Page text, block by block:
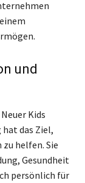
und
Kids
das Ziel,
helfen. Sie
Gesundheit
persönlich für